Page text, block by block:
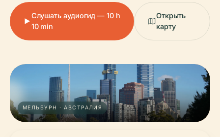
Слушать аудиогид — 10 h
10 min
Открыть
карту
МЕЛЬБУРН · АВСТРАЛИЯ